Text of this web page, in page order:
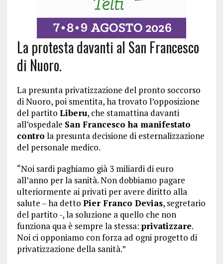
La protesta davanti al San Francesco
di Nuoro.
La presunta privatizzazione del pronto soccorso
di Nuoro, poi smentita, ha trovato l’opposizione
del partito Liberu, che stamattina davanti
all’ospedale San Francesco ha manifestato
contro la presunta decisione di esternalizzazione
del personale medico.
“Noi sardi paghiamo già 3 miliardi di euro
all’anno per la sanità. Non dobbiamo pagare
ulteriormente ai privati per avere diritto alla
salute – ha detto Pier Franco Devias, segretario
del partito -, la soluzione a quello che non
funziona qua è sempre la stessa: privatizzare.
Noi ci opponiamo con forza ad ogni progetto di
privatizzazione della sanità.”